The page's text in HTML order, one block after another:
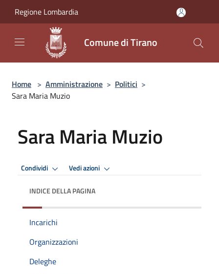
Regione Lombardia
Comune di Tirano
Home > Amministrazione > Politici >
Sara Maria Muzio
Sara Maria Muzio
Condividi Vedi azioni
INDICE DELLA PAGINA
Incarichi
Organizzazioni
Deleghe